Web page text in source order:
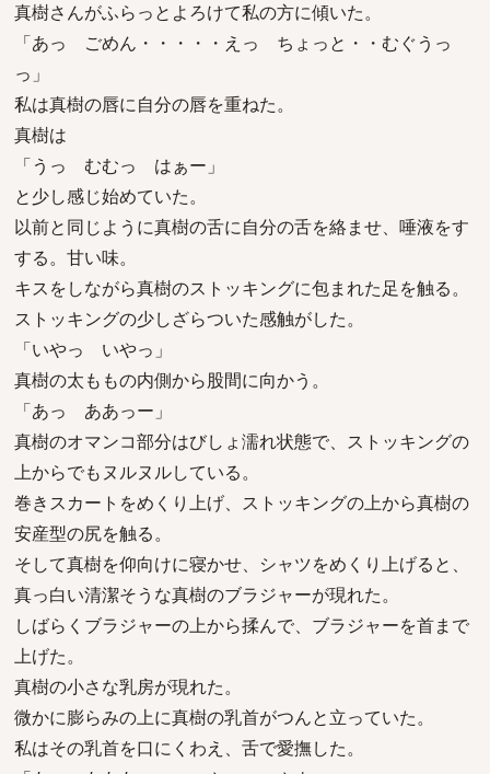
真樹さんがふらっとよろけて私の方に傾いた。
「あっ ごめん・・・・・えっ ちょっと・・むぐうっ
っ」
私は真樹の唇に自分の唇を重ねた。
真樹は
「うっ むむっ はぁー」
と少し感じ始めていた。
以前と同じように真樹の舌に自分の舌を絡ませ、唾液をす
する。甘い味。
キスをしながら真樹のストッキングに包まれた足を触る。
ストッキングの少しざらついた感触がした。
「いやっ いやっ」
真樹の太ももの内側から股間に向かう。
「あっ ああっー」
真樹のオマンコ部分はびしょ濡れ状態で、ストッキングの
上からでもヌルヌルしている。
巻きスカートをめくり上げ、ストッキングの上から真樹の
安産型の尻を触る。
そして真樹を仰向けに寝かせ、シャツをめくり上げると、
真っ白い清潔そうな真樹のブラジャーが現れた。
しばらくブラジャーの上から揉んで、ブラジャーを首まで
上げた。
真樹の小さな乳房が現れた。
微かに膨らみの上に真樹の乳首がつんと立っていた。
私はその乳首を口にくわえ、舌で愛撫した。